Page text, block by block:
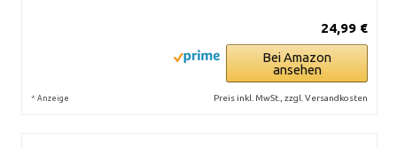
24,99 €
Bei Amazon
ansehen
* Anzeige Preis inkl. MwSt., zzgl. Versandkosten